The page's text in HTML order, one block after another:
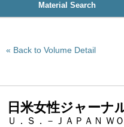
Material Search
Back to Volume Detail
日米女性ジャーナ
Ｕ．Ｓ．－ＪＡＰＡＮ Ｗ